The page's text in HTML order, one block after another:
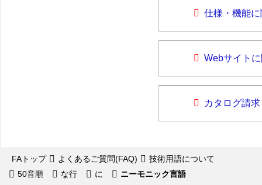
仕様・機能
Webサイト
カタログ請求
FAトップ よくあるご質問(FAQ)
技術用語について
50音順
な行 に ニーモニック言語